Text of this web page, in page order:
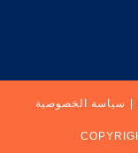
سياسة الخصوصية